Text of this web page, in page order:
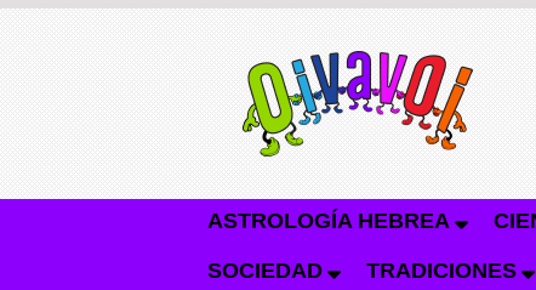
ASTROLOGÍA HEBREA
SOCIEDAD TRADICIONES